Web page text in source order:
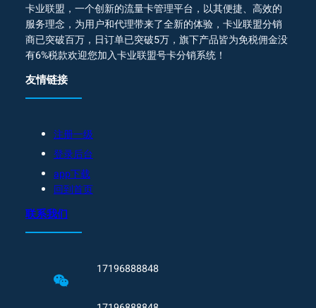
卡业联盟，一个创新的流量卡管理平台，以其便捷、高效的
服务理念，为用户和代理带来了全新的体验，卡业联盟分销
商已突破百万，日订单已突破5万，旗下产品皆为免税佣金没
有6%税款欢迎您加入卡业联盟号卡分销系统！
友情链接
注册一级
登录后台
app下载
回到首页
联系我们
17196888848